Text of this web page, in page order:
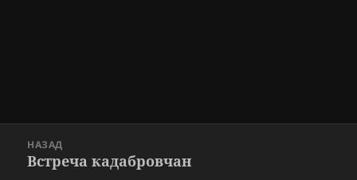
записям
НАЗАД
Предыдущая
Встреча кадабровчан